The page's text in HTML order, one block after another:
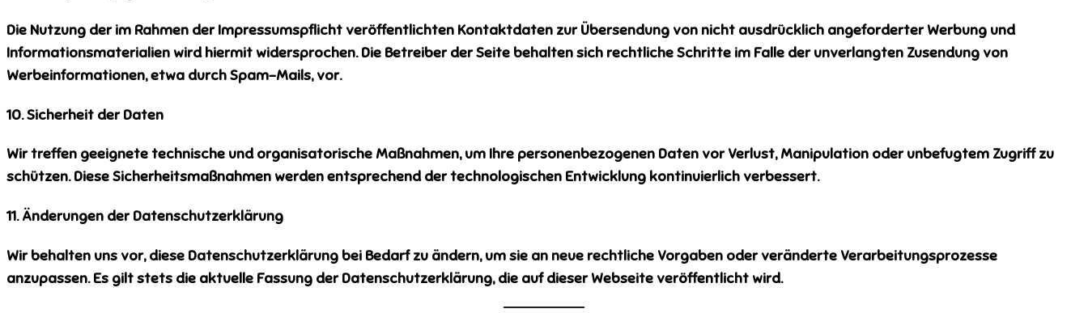
Die Nutzung der im Rahmen der Impressumspflicht veröffentlichten Kontaktdaten zur Übersendung von nicht ausdrücklich angeforderter Werbung und
Informationsmaterialien wird hiermit widersprochen. Die Betreiber der Seite behalten sich rechtliche Schritte im Falle der unverlangten Zusendung von
Werbeinformationen, etwa durch Spam-Mails, vor.
10. Sicherheit der Daten
Wir treffen geeignete technische und organisatorische Maßnahmen, um Ihre personenbezogenen Daten vor Verlust, Manipulation oder unbefugtem Zugriff zu
schützen. Diese Sicherheitsmaßnahmen werden entsprechend der technologischen Entwicklung kontinuierlich verbessert.
11. Änderungen der Datenschutzerklärung
Wir behalten uns vor, diese Datenschutzerklärung bei Bedarf zu ändern, um sie an neue rechtliche Vorgaben oder veränderte Verarbeitungsprozesse
anzupassen. Es gilt stets die aktuelle Fassung der Datenschutzerklärung, die auf dieser Webseite veröffentlicht wird.